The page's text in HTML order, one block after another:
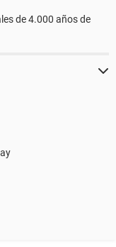
de 4.000 años de